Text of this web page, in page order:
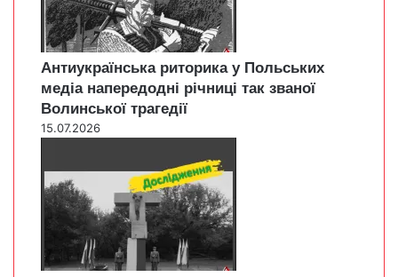
Антиукраїнська риторика у Польських
медіа напередодні річниці так званої
Волинської трагедії
15.07.2026